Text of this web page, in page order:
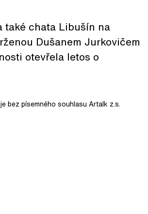
také chata Libušín na
Dušanem Jurkovičem
otevřela letos o
bez písemného souhlasu Artalk z.s.